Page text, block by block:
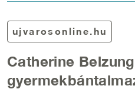
ujvarosonline.hu
Catherine